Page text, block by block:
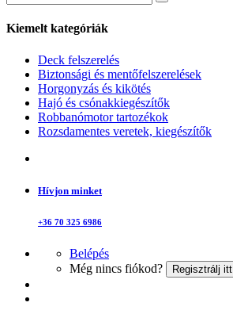
Kiemelt kategóriák
Deck felszerelés
Biztonsági és mentőfelszerelések
Horgonyzás és kikötés
Hajó és csónakkiegészítők
Robbanómotor tartozékok
Rozsdamentes veretek, kiegészítők
Hívjon minket
+36 70 325 6986
Belépés
Még nincs fiókod?
Regisztrálj itt.